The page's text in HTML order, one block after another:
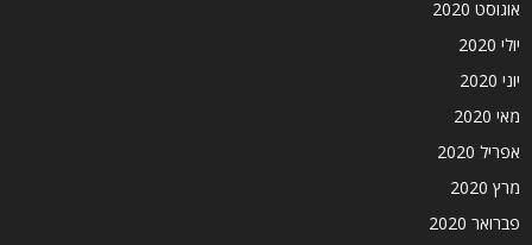
אוגוסט 2020
יולי 2020
יוני 2020
מאי 2020
אפריל 2020
מרץ 2020
פברואר 2020